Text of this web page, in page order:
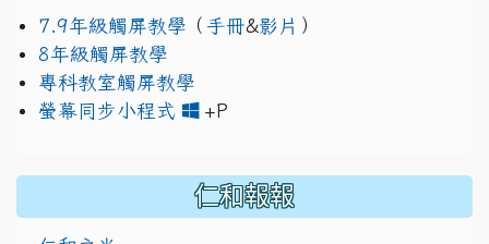
7.9年級觸屏教學 （ 手冊&影片 ）
8年級觸屏教學
專科教室觸屏教學
螢幕同步小程式
+P
仁和報報